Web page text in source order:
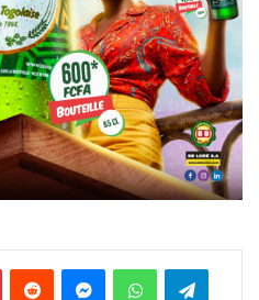
PinterestReddit MessengerWhatsAppTelegram